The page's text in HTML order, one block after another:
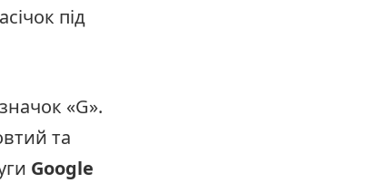
під
«G».
та
Google